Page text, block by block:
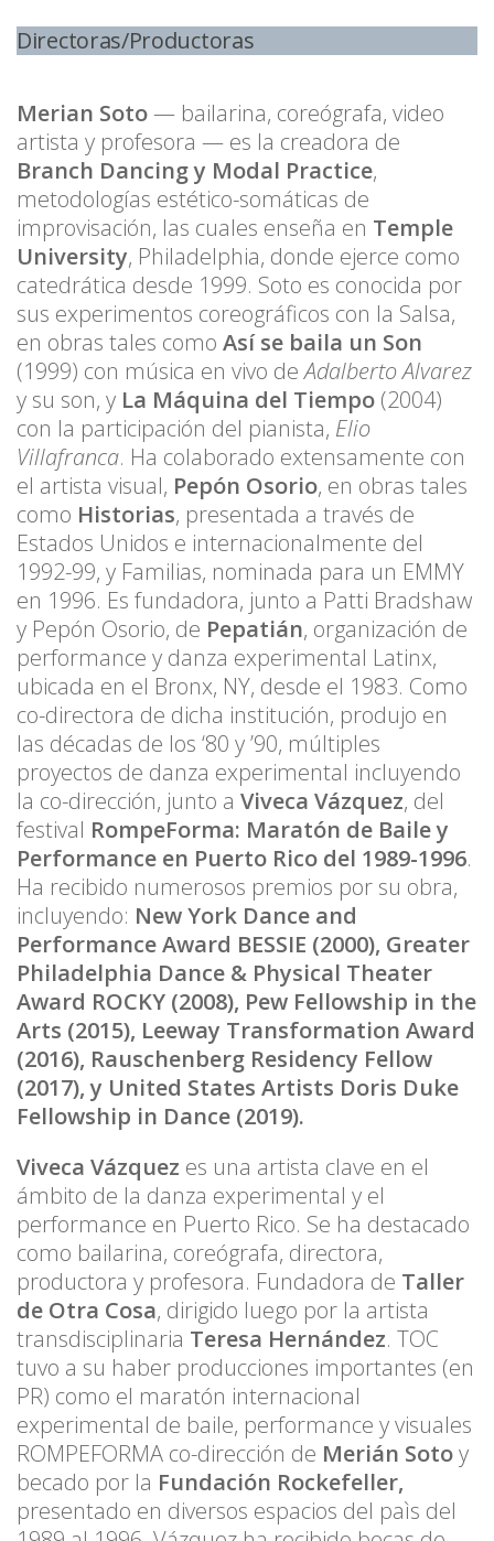
Directoras/Productoras
Merian Soto— bailarina, coreógrafa, video
artista y profesora — es la creadora de
Branch Dancing y Modal Practice,
metodologías estético-somáticas de
improvisación, las cuales enseña en Temple
University, Philadelphia, donde ejerce como
catedrática desde 1999. Soto es conocida por
sus experimentos coreográficos con la Salsa,
en obras tales como Así se baila un Son
(1999) con música en vivo deAdalberto Alvarez
y su son, y La Máquina del Tiempo (2004)
con la participación del pianista, Elio
Villafranca. Ha colaborado extensamente con
el artista visual, Pepón Osorio, en obras tales
como Historias, presentada a través de
Estados Unidos e internacionalmente del
1992-99, y Familias, nominada para un EMMY
en 1996. Es fundadora, junto a Patti Bradshaw
y Pepón Osorio, de Pepatián, organización de
performance y danza experimental Latinx,
ubicada en el Bronx, NY, desde el 1983. Como
co-directora de dicha institución, produjo en
las décadas de los ‘80 y ’90, múltiples
proyectos de danza experimental incluyendo
la co-dirección, junto a Viveca Vázquez, del
festival RompeForma: Maratón de Baile y
Performance en Puerto Rico del 1989-1996.
Ha recibido numerosos premios por su obra,
incluyendo: New York Dance and
Performance Award BESSIE (2000), Greater
Philadelphia Dance & Physical Theater
Award ROCKY (2008), Pew Fellowship in the
Arts (2015), Leeway Transformation Award
(2016), Rauschenberg Residency Fellow
(2017), y United States Artists Doris Duke
Fellowship in Dance (2019).
Viveca Vázquez es una artista clave en el
ámbito de la danza experimental y el
performance en Puerto Rico. Se ha destacado
como bailarina, coreógrafa, directora,
productora y profesora. Fundadora de Taller
de Otra Cosa, dirigido luego por la artista
transdisciplinaria Teresa Hernández. TOC
tuvo a su haber producciones importantes (en
PR) como el maratón internacional
experimental de baile, performance y visuales
ROMPEFORMA co-dirección de Merián Sotoy
becado por la Fundación Rockefeller,
presentado en diversos espacios del paìs del